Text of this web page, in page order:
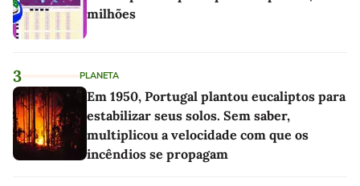
milhões
3 PLANETA
Em 1950, Portugal plantou eucaliptos para
estabilizar seus solos. Sem saber,
multiplicou a velocidade com que os
incêndios se propagam